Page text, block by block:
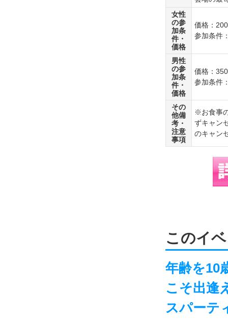
女性
の参
加条
件・
価格
価格：
参加条件
男性
の参
加条
件・
価格
価格：
参加条件
その
他備
考・
注意
事項
※お食事
ずキャン
のキャン
このイ
年齢を10
こそ出逢
スパーテ